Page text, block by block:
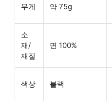
무게 약 75g
소
재/
재질
면 100%
색상 블랙